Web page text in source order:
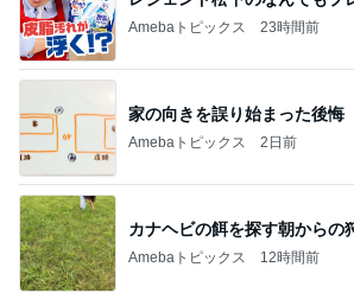
Amebaトピックス 23時間前
家の向きを誤り始まった後悔
Amebaトピックス 2日前
カナヘビの餌を探す朝からの
Amebaトピックス 12時間前